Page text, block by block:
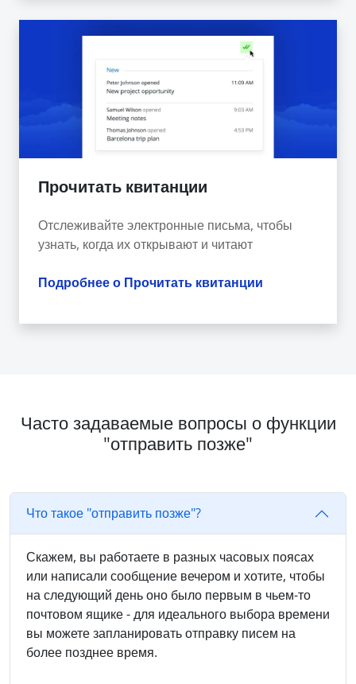
Прочитать квитанции
Отслеживайте электронные письма, чтобы
узнать, когда их открывают и читают
Подробнее о Прочитать квитанции
Часто задаваемые вопросы о функции
"отправить позже"
Что такое "отправить позже"?
Скажем, вы работаете в разных часовых поясах
или написали сообщение вечером и хотите, чтобы
на следующий день оно было первым в чьем-то
почтовом ящике - для идеального выбора времени
вы можете запланировать отправку писем на
более позднее время.